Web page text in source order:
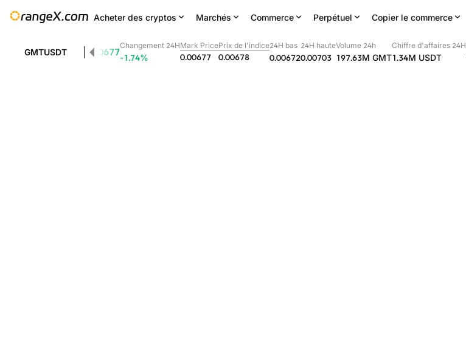
Acheter des cryptos Marchés Commerce Perpétuel Copier le commerce
GMTUSDT 0.00677
Changement 24H
-1.74%
Mark Price
0.00677
Prix de l'indice
0.00678
24H bas
0.00672
24H haute
0.00703
Volume 24h
197.63M GMT
Chiffre d'affaires 24H
1.34M USDT